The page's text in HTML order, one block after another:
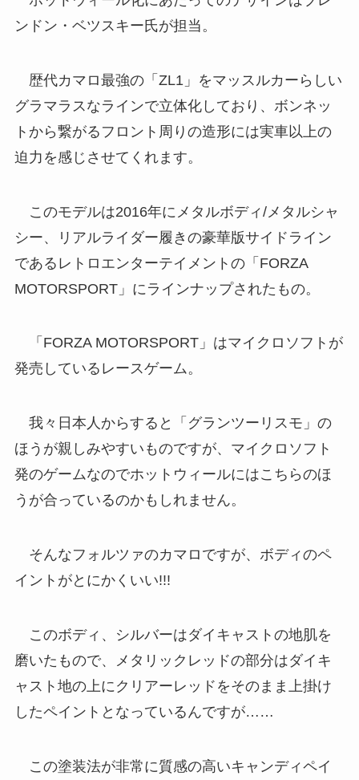
ンドン・ベツスキー氏が担当。
歴代カマロ最強の「ZL1」をマッスルカーらしい
グラマラスなラインで立体化しており、ボンネッ
トから繋がるフロント周りの造形には実車以上の
迫力を感じさせてくれます。
このモデルは2016年にメタルボディ/メタルシャ
シー、リアルライダー履きの豪華版サイドライン
であるレトロエンターテイメントの「FORZA
MOTORSPORT」にラインナップされたもの。
「FORZA MOTORSPORT」はマイクロソフトが
発売しているレースゲーム。
我々日本人からすると「グランツーリスモ」の
ほうが親しみやすいものですが、マイクロソフト
発のゲームなのでホットウィールにはこちらのほ
うが合っているのかもしれません。
そんなフォルツァのカマロですが、ボディのペ
イントがとにかくいい!!!
このボディ、シルバーはダイキャストの地肌を
磨いたもので、メタリックレッドの部分はダイキ
ャスト地の上にクリアーレッドをそのまま上掛け
したペイントとなっているんですが……
この塗装法が非常に質感の高いキャンディペイ